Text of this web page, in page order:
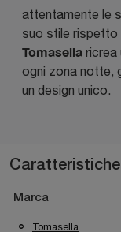
attentamente le
suo stile rispetto
Tomasella ricrea
ogni zona notte,
un design unico.
Caratteristiche
Marca
Tomasella